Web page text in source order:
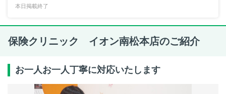
本日掲載終了
保険クリニック イオン南松本店のご紹介
お一人お一人丁寧に対応いたします